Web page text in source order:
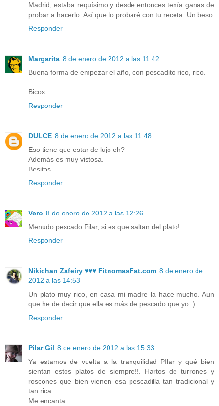
Madrid, estaba requísimo y desde entonces tenía ganas de
probar a hacerlo. Así que lo probaré con tu receta. Un beso
Responder
Margarita 8 de enero de 2012 a las 11:42
Buena forma de empezar el año, con pescadito rico, rico.
Bicos
Responder
DULCE 8 de enero de 2012 a las 11:48
Eso tiene que estar de lujo eh?
Además es muy vistosa.
Besitos.
Responder
Vero 8 de enero de 2012 a las 12:26
Menudo pescado Pilar, si es que saltan del plato!
Responder
Nikichan Zafeiry ♥♥♥ FitnomasFat.com 8 de enero de
2012 a las 14:53
Un plato muy rico, en casa mi madre la hace mucho. Aun
que he de decir que ella es más de pescado que yo :)
Responder
Pilar Gil 8 de enero de 2012 a las 15:33
Ya estamos de vuelta a la tranquilidad PIlar y qué bien
sientan estos platos de siempre!!. Hartos de turrones y
roscones que bien vienen esa pescadilla tan tradicional y
tan rica.
Me encanta!.